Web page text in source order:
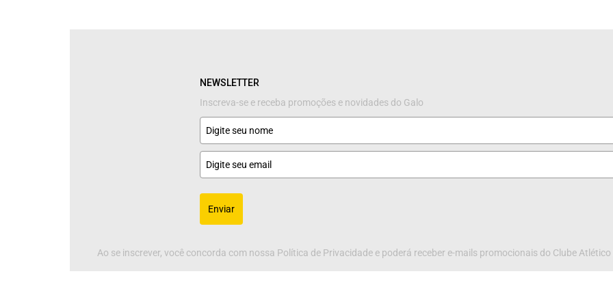
NEWSLETTER
Inscreva-se e receba promoções e novidades do Galo
Enviar
Ao se inscrever, você concorda com nossa Política de Privacidade e poderá receber e-mails promocionais do Clube Atlético